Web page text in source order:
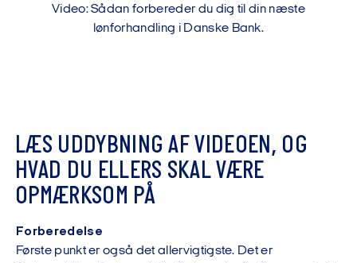
Video: Sådan forbereder du dig til din næste
lønforhandling i Danske Bank.
LÆS UDDYBNING AF VIDEOEN, OG
HVAD DU ELLERS SKAL VÆRE
OPMÆRKSOM PÅ
Forberedelse
Første punkt er også det allervigtigste. Det er